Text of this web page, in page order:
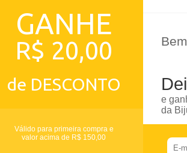
GANHE
R$ 20,00
de DESCONTO
Válido para primeira compra e
valor acima de R$ 150,00
e
da
Preencha e
RECEBA SEU CUPOM